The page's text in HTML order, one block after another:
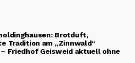
Brotduft,
Tradition am „Zinnwald“
Friedhof Geisweid aktuell ohne